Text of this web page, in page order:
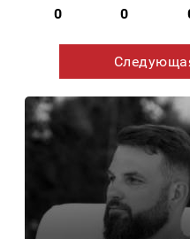
0 0